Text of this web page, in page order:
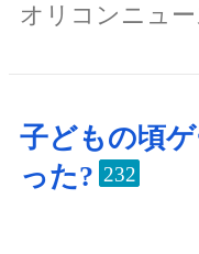
オリコンニュー
子どもの頃
った? 232